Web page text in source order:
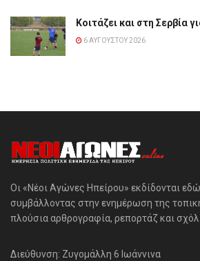
Κοιτάζει και στη Σερβία
6 ΑΥΓΟΎΣΤΟΥ 2026
Οι «Νέοι Αγώνες Ηπείρου» εκδίδονται
συμβάλλοντας στην ενημέρωση της
πλούσια αρθρογραφία, ρεπορτάζ και
Διεύθυνση: Ζυγομάλλη 6 Ιωάννινα